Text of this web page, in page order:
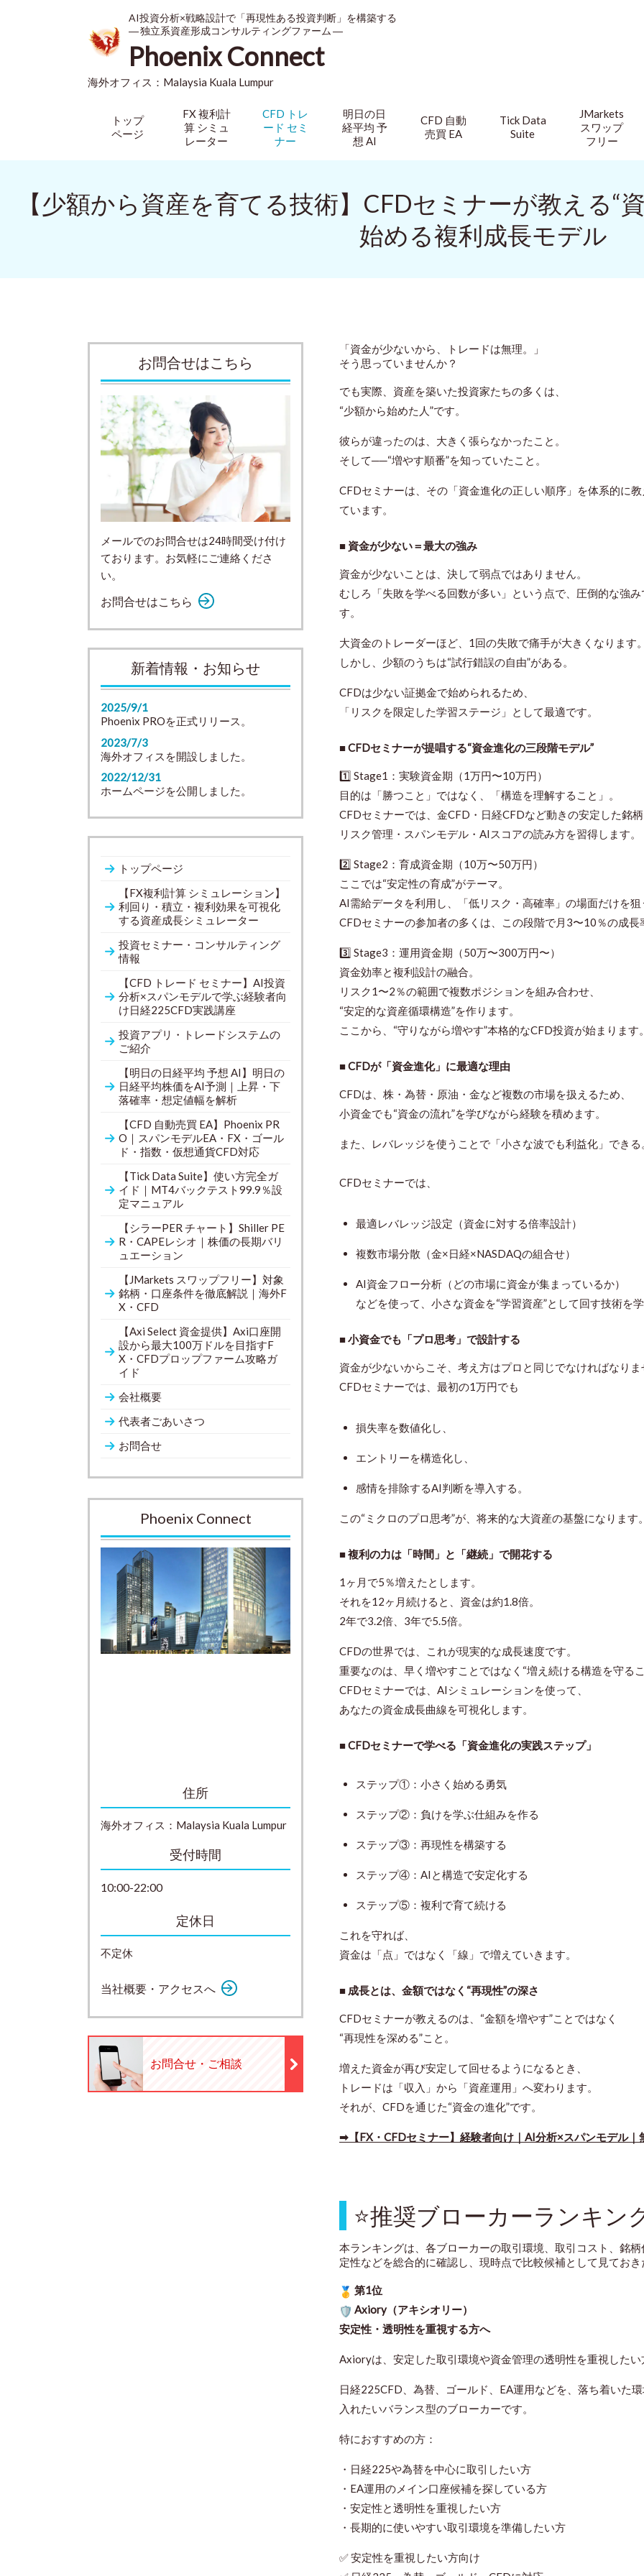
AI投資分析×戦略設計で「再現性ある投資判断」を構築する
― 独立系資産形成コンサルティングファーム ―
Phoenix Connect
海外オフィス： Malaysia Kuala Lumpur
トップ
ページ
FX 複利計
算 シミュ
レーター
CFD トレ
ード セミ
ナー
明日の日
経平均 予
想 AI
CFD 自動
売買 EA
Tick Data
Suite
JMarkets
スワップ
フリー
【少額から資産を育てる技術】CFDセミナーが教える“
始める複利成長モデル
「資金が少ないから、トレードは無理。」
そう思っていませんか？
でも実際、資産を築いた投資家たちの多くは、
“少額から始めた人”です。
彼らが違ったのは、 大きく張らなかったこと。
そして──“増やす順番”を知っていたこと。
CFDセミナーは、その「資金進化の正しい順序」を体系的に教
ています。
■ 資金が少ない＝最大の強み
資金が少ないことは、決して弱点ではありません。
むしろ「失敗を学べる回数が多い」という点で、圧倒的な強み
す。
大資金のトレーダーほど、1回の失敗で痛手が大きくなります
しかし、少額のうちは“試行錯誤の自由”がある。
CFDは少ない証拠金で始められるため、
「リスクを限定した学習ステージ」として最適です。
■ CFDセミナーが提唱する“資金進化の三段階モデル”
1️⃣ Stage1：実験資金期（1万円〜10万円）
目的は「勝つこと」ではなく、「構造を理解すること」。
CFDセミナーでは、金CFD・日経CFDなど動きの安定した銘
リスク管理・スパンモデル・AIスコアの読み方を習得します。
2️⃣ Stage2：育成資金期（10万〜50万円）
ここでは“安定性の育成”がテーマ。
AI需給データを利用し、「低リスク・高確率」の場面だけを狙
CFDセミナーの参加者の多くは、この段階で月3〜10％の成長
3️⃣ Stage3：運用資金期（50万〜300万円〜）
資金効率と複利設計の融合。
リスク1〜2％の範囲で複数ポジションを組み合わせ、
“安定的な資産循環構造”を作ります。
ここから、 “守りながら増やす”本格的なCFD投資が始まります
■ CFDが「資金進化」に最適な理由
CFDは、株・為替・原油・金など複数の市場を扱えるため、
小資金でも“資金の流れ”を学びながら経験を積めます。
また、レバレッジを使うことで「小さな波でも利益化」できる
CFDセミナーでは、
最適レバレッジ設定 （資金に対する倍率設計）
複数市場分散（金×日経×NASDAQの組合せ）
AI資金フロー分析（どの市場に資金が集まっているか）
などを使って、 小さな資金を“学習資産”として回す技術を
■ 小資金でも「プロ思考」で設計する
資金が少ないからこそ、考え方はプロと同じでなければなりま
CFDセミナーでは、最初の1万円でも
損失率を数値化し、
エントリーを構造化し、
感情を排除するAI判断を導入する。
この“ミクロのプロ思考”が、将来的な大資産の基盤になります
■ 複利の力は「時間」と「継続」で開花する
1ヶ月で5％増えたとします。
それを12ヶ月続けると、資金は約1.8倍。
2年で3.2倍、3年で5.5倍。
CFDの世界では、これが現実的な成長速度です。
重要なのは、早く増やすことではなく“増え続ける構造を守る
CFDセミナーでは、AIシミュレーションを使って、
あなたの資金成長曲線を可視化します。
■ CFDセミナーで学べる「資金進化の実践ステップ」
ステップ①：小さく始める勇気
ステップ②：負けを学ぶ仕組みを作る
ステップ③：再現性を構築する
ステップ④：AIと構造で安定化する
ステップ⑤：複利で育て続ける
これを守れば、
資金は「点」ではなく「線」で増えていきます。
■ 成長とは、金額ではなく“再現性”の深さ
CFDセミナーが教えるのは、“金額を増やす”ことではなく
“再現性を深める”こと。
増えた資金が再び安定して回せるようになるとき、
トレードは「収入」から「資産運用」へ変わります。
それが、CFDを通じた“資金の進化”です。
➡【FX・CFDセミナー】経験者向け｜AI分析×スパンモデル｜
⭐推奨ブローカーランキン
本ランキングは、各ブローカーの取引環境、取引コスト、銘
定性などを総合的に確認し、現時点で比較候補として見てお
第1位
Axiory（アキシオリー）
安定性・透明性を重視する方へ
Axioryは、安定した取引環境や資金管理の透明性を重視した
日経225CFD、為替、ゴールド、EA運用などを、落ち着いた
入れたいバランス型のブローカーです。
特におすすめの方：
・日経225や為替を中心に取引したい方
・EA運用のメイン口座候補を探している方
・安定性と透明性を重視したい方
・長期的に使いやすい取引環境を準備したい方
✅ 安定性を重視したい方向け
お問合せはこちら
メールでのお問合せは24時間受け付け
ております。お気軽にご連絡くださ
い。
お問合せはこちら
新着情報・お知らせ
2025/9/1
Phoenix PROを正式リリース。
2023/7/3
海外オフィスを開設しました。
2022/12/31
ホームページを公開しました。
トップページ
【FX複利計算 シミュレーション】
利回り・積立・複利効果を可視化
する資産成長シミュレーター
投資セミナー・コンサルティング
情報
【CFD トレード セミナー】AI投資
分析×スパンモデルで学ぶ経験者向
け日経225CFD実践講座
投資アプリ・トレードシステムの
ご紹介
【明日の日経平均 予想 AI】明日の
日経平均株価をAI予測｜上昇・下
落確率・想定値幅を解析
【CFD 自動売買 EA】Phoenix PR
O｜スパンモデルEA・FX・ゴール
ド・指数・仮想通貨CFD対応
【Tick Data Suite】使い方完全ガ
イド｜MT4バックテスト99.9％設
定マニュアル
【シラーPER チャート】Shiller PE
R・CAPEレシオ｜株価の長期バリ
ュエーション
【JMarkets スワップフリー】対象
銘柄・口座条件を徹底解説｜海外F
X・CFD
【Axi Select 資金提供】Axi口座開
設から最大100万ドルを目指すF
X・CFDプロップファーム攻略ガ
イド
会社概要
代表者ごあいさつ
お問合せ
Phoenix Connect
住所
海外オフィス： Malaysia Kuala Lumpur
受付時間
10:00-22:00
定休日
不定休
当社概要・アクセスへ
お問合せ・ご相談